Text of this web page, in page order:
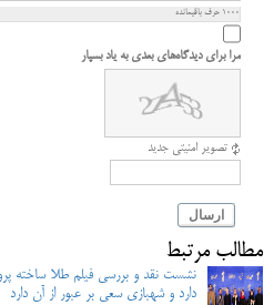
1000 حرف باقیمانده
مرا برای دیدگاه‌های بعدی به یاد بسپار
تصویر امنیتی جدید
ارسال
مطالب مرتبط
نشست نقد و بررسی فیلم طلا ساخته
دارد و شهبازی سعی بر عبور از آن دارد